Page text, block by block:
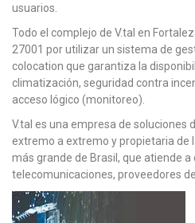
usuarios.
Todo el complejo de V.tal en
27001 por utilizar un sistema de
colocation que garantiza la
climatización, seguridad contra
acceso lógico (monitoreo).
V.tal es una empresa de soluciones
extremo a extremo y propietaria de
más grande de Brasil, que atiende a
telecomunicaciones, proveedores